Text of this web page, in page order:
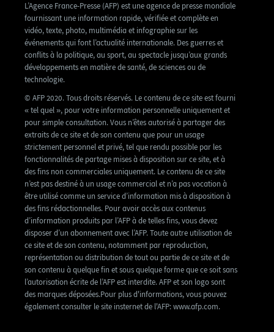
L’Agence France-Presse (AFP) est une agence de presse mondiale
fournissant une information rapide, vérifiée et complète en
vidéo, texte, photo, multimédia et infographie sur les
événements qui font l’actualité internationale. Des guerres et
conflits à la politique, au sport, au spectacle jusqu’aux grands
développements en matière de santé, de sciences ou de
technologie.
© AFP 2020. Tous droits réservés. Le contenu de ce site est fourni
« tel quel », pour votre information personnelle uniquement et
pour simple consultation. Vous n’êtes autorisé à partager des
extraits de ce site et de son contenu que pour un usage
strictement personnel et privé, tel que rendu possible par les
fonctionnalités de partage mises à disposition sur ce site, et à
des fins non commerciales uniquement. Le contenu de ce site
n’est pas destiné à un usage commercial et n’a pas vocation à
être utilisé comme un service d’information mis à disposition à
des fins rédactionnelles. Pour avoir accès aux contenus
d’information produits par l’AFP à de telles fins, vous devez
disposer d’un abonnement avec l’AFP. Toute autre utilisation de
ce site et de son contenu, notamment par reproduction,
représentation ou distribution de tout ou partie de ce site et de
son contenu à quelque fin et sous quelque forme que ce soit sans
l’autorisation écrite de l’AFP est interdite. AFP et son logo sont
des marques déposées.Pour plus d'informations, vous pouvez
également consulter le site insternet de l'AFP: www.afp.com.